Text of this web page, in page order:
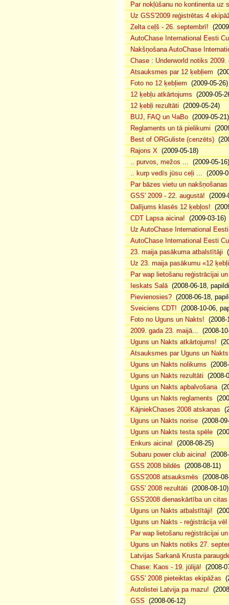
Par nokļūšanu no kontinenta uz
Uz GSS'2009 reģistrētas 4
Zelta ceļš - 26. septembrī!
AutoChase International Eesti
Nakšņošana AutoChase
Chase : Underworld notiks 2009.
Atsauksmes par 12 ķebļiem
Foto no 12 ķebļiem (2009-05-26)
12 ķebļu atkārtojums (2009-05-
12 ķebļi rezultāti (2009-05-24)
BUJ, FAQ un ЧаВо (2009-05-21)
Reglaments un tā pielikumi
Best of ORGuliste (cenzēts)
Rajons X (2009-05-18)
.. purvos, mežos ... (2009-05-16)
.. kurp vedīs jūsu ceļi ... (2009-
Par bāzes vietu un
GSS' 2009 - 22. augustā! (2009-
Dalījums klasēs 12 ķebļos!
CDT Lapsa aicina! (2009-03-16)
Uz AutoChase International
AutoChase International Eesti
23. maija pasākuma atbalstītāji
Uz 23. maija pasākumu «12
Par wap lietošanu reģistrācijai
Ieskats Salā(2008-06-18,
Pievienosies? (2008-06-18,
Sveiciens CDT! (2008-10-06,
Foto no Uguns un Nakts! (2008-
2009. gada 23. maijā... (2008-
Uguns un Nakts atkārtojums!
Atsauksmes par Uguns un Nakts
Uguns un Nakts nolikums
Uguns un Nakts rezultāti (2008-
Uguns un Nakts apbalvošana
Uguns un Nakts reglaments
KājniekChases 2008 atskaņas
Uguns un Nakts norise (2008-
Uguns un Nakts testa spēle
Enkurs aicina! (2008-08-25)
Subaru power club aicina!
GSS 2008 bildēs (2008-08-11)
GSS'2008 atsauksmēs (2008-
GSS' 2008 rezultāti (2008-08-10)
GSS'2008 dienaskārtība un
Uguns un Nakts atbalstītāji!
Uguns un Nakts - reģistrācija
Par wap lietošanu reģistrācijai
Uguns un Nakts notiks 27.
Latvijas Sarkanā Krusta
Chase: Kaos - 19. jūlijā! (2008-
GSS' 2008 pieteiktas ekipāžas
Autolistei Latvija pa mazu!
GSS (2008-06-12)